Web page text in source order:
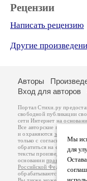
Рецензии
Написать рецензию
Другие
Мы
для
Авторы
Вход для авторов
Портал Стихи.ру
свободной публикации
сети Интернет на
Все авторские права на
и охраняются законом
.
только с согласия его
обратиться на его
тексты произведений
основанииправил
Российской Федерации
обрабатываются на